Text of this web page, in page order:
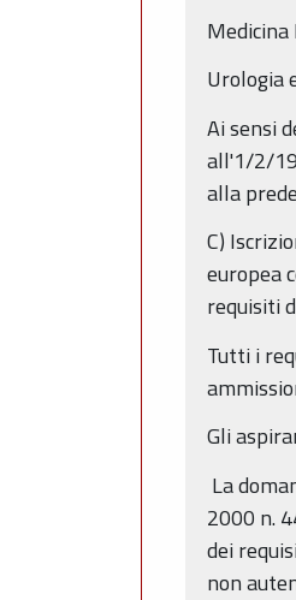
Urologia
Ai sensi
all'1/2/
alla
C)
europea
requisiti
Tutti i
Gli
La
2000 n.
dei
non